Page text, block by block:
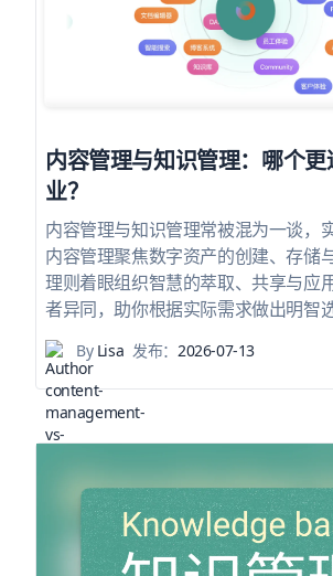
内容管理与知识管理：哪个
业？
内容管理与知识管理常被混为一谈，
内容管理聚焦数字资产的创建、存储
理则着眼组织智慧的萃取、共享与应
者异同，助你根据实际需求做出明智选
ByLisa 发布：2026-07-13